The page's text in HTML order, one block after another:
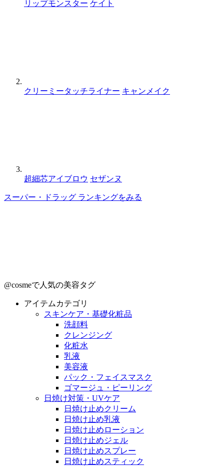
リップモンスター ケイト
クリーミータッチライナー キャンメイク
超細芯アイブロウ セザンヌ
スーパー・ドラッグ ランキングをみる
@cosmeで人気の美容タグ
アイテムカテゴリ
スキンケア・基礎化粧品
洗顔料
クレンジング
化粧水
乳液
美容液
パック・フェイスマスク
ゴマージュ・ピーリング
日焼け対策・UVケア
日焼け止めクリーム
日焼け止め乳液
日焼け止めローション
日焼け止めジェル
日焼け止めスプレー
日焼け止めスティック